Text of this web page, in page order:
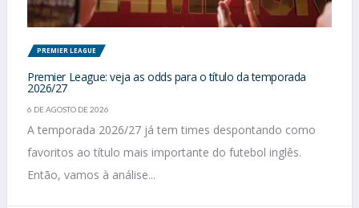
PREMIER LEAGUE
Premier League: veja as odds para o título da temporada
2026/27
6 DE AGOSTO DE 2026
A temporada 2026/27 já tem times despontando como
favoritos ao título mais importante do futebol inglês.
Então, vamos à análise...